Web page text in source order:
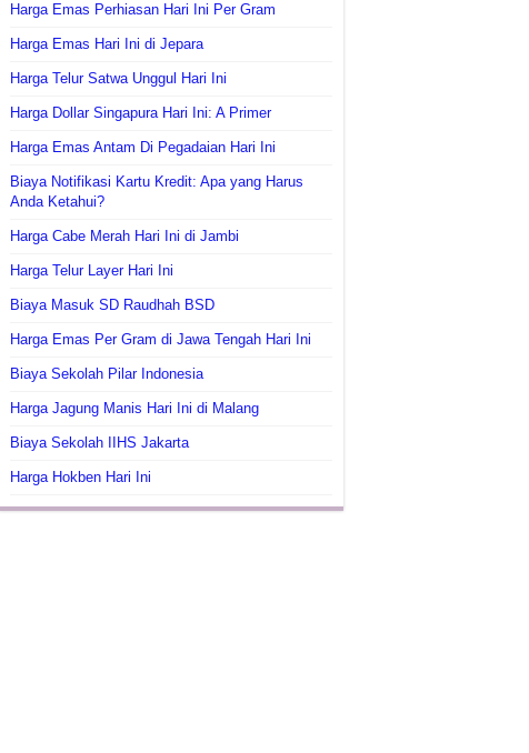
Harga Emas Perhiasan Hari Ini Per Gram
Harga Emas Hari Ini di Jepara
Harga Telur Satwa Unggul Hari Ini
Harga Dollar Singapura Hari Ini: A Primer
Harga Emas Antam Di Pegadaian Hari Ini
Biaya Notifikasi Kartu Kredit: Apa yang Harus
Anda Ketahui?
Harga Cabe Merah Hari Ini di Jambi
Harga Telur Layer Hari Ini
Biaya Masuk SD Raudhah BSD
Harga Emas Per Gram di Jawa Tengah Hari Ini
Biaya Sekolah Pilar Indonesia
Harga Jagung Manis Hari Ini di Malang
Biaya Sekolah IIHS Jakarta
Harga Hokben Hari Ini